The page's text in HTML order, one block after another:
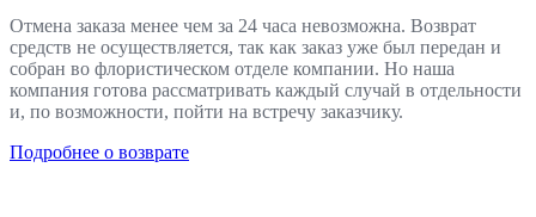
Отмена заказа менее чем за 24 часа невозможна. Возврат
средств не осуществляется, так как заказ уже был передан и
собран во флористическом отделе компании. Но наша
компания готова рассматривать каждый случай в отдельности
и, по возможности, пойти на встречу заказчику.
Подробнее о возврате